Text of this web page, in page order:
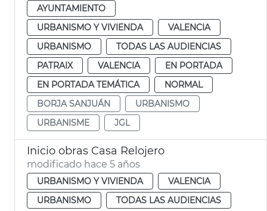
AYUNTAMIENTO
URBANISMO Y VIVIENDA
VALENCIA
URBANISMO
TODAS LAS AUDIENCIAS
PATRAIX
VALENCIA
EN PORTADA
EN PORTADA TEMÁTICA
NORMAL
BORJA SANJUÁN
URBANISMO
URBANISME
JGL
Inicio obras Casa Relojero
modificado hace 5 años
URBANISMO Y VIVIENDA
VALENCIA
URBANISMO
TODAS LAS AUDIENCIAS